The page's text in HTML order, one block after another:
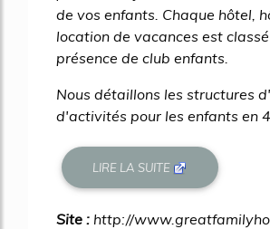
de vos enfants. Chaque hôtel,
location de vacances est
présence de club enfants.
Nous détaillons les structures
d'activités pour les enfants en
LIRE LA SUITE
Site : http://